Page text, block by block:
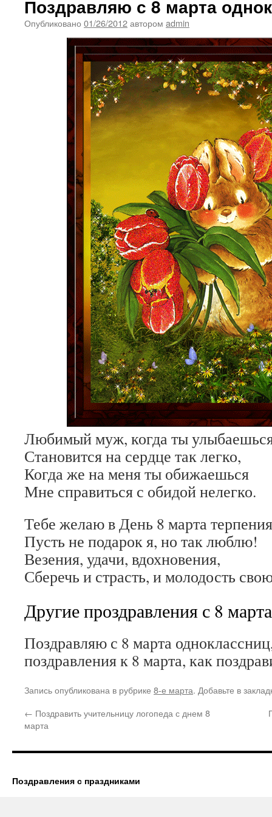
Поздравляю с 8 марта
Опубликовано 01/26/2012автором admin
Любимый муж, когда ты
Становится на сердце так легко,
Когда же на меня ты обижаешься
Мне справиться с обидой нелегко.
Тебе желаю в День 8 марта
Пусть не подарок я, но так люблю!
Везения, удачи, вдохновения,
Сберечь и страсть, и молодость
Другие проздравления с 8 марта
Поздравляю с 8 марта
поздравления к 8 марта, как
Запись опубликована в рубрике 8-е марта. Добавьте в
← Поздравить учительницу логопеда с днем 8
марта
Поздравления с праздниками